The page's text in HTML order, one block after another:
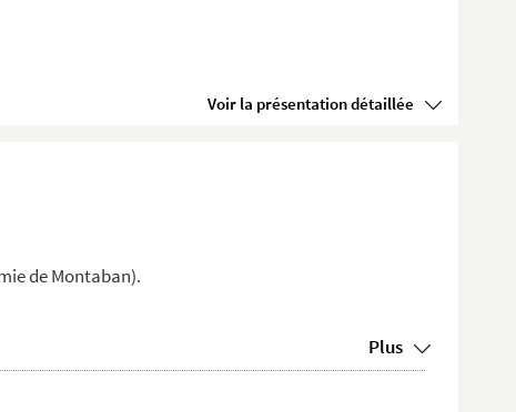
Voir la présentation détaillée
de Montaban).
Plus